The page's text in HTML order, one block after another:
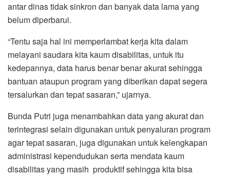
antar dinas tidak sinkron dan banyak data lama yang
belum diperbarui.
“Tentu saja hal ini memperlambat kerja kita dalam
melayani saudara kita kaum disabilitas, untuk itu
kedepannya, data harus benar benar akurat sehingga
bantuan ataupun program yang diberikan dapat segera
tersalurkan dan tepat sasaran,” ujarnya.
Bunda Putri juga menambahkan data yang akurat dan
terintegrasi selain digunakan untuk penyaluran program
agar tepat sasaran, juga digunakan untuk kelengkapan
administrasi kependudukan serta mendata kaum
disabilitas yang masih produktif sehingga kita bisa